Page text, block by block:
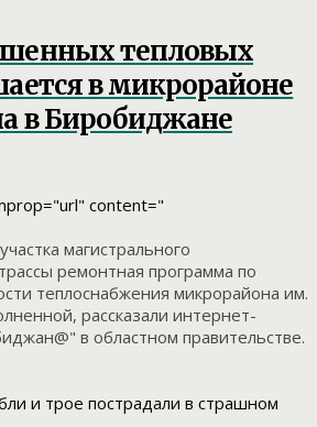
тепловых
в микрорайоне
в Биробиджане
content="
магистрального
ремонтная программа по
теплоснабжения микрорайона им.
рассказали интернет-
в областном правительстве.